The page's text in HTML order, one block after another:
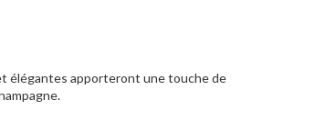
élégantes apporteront une touche de